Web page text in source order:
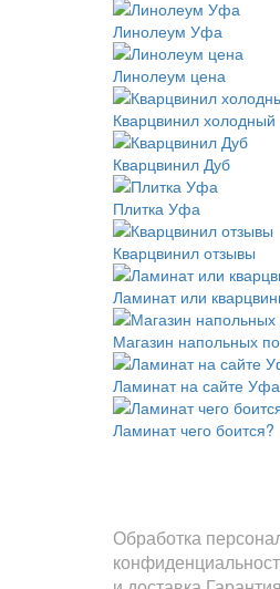
Линолеум Уфа
Линолеум цена
Кварцвинил холодный
Кварцвинил Дуб
Плитка Уфа
Кварцвинил отзывы
Ламинат или
Магазин напольных
Ламинат на сайте Уфа
Ламинат чего боится?
Обработка